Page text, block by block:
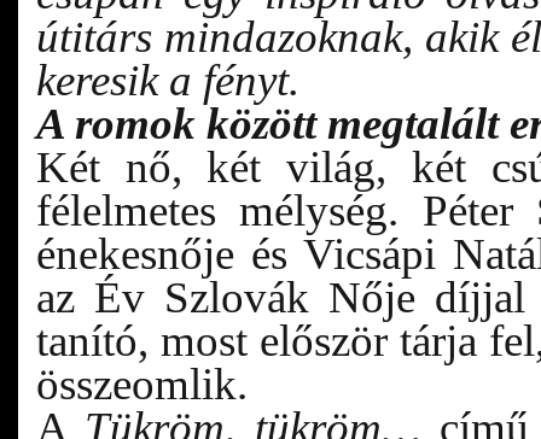
útitárs mindazoknak, akik
keresik a fényt.
A romok között megtalált
Két nő, két világ, két
félelmetes mélység.
énekesnője és Vicsápi
az Év Szlovák Nője díjjal
tanító, most először tárja
összeomlik.
A Tükröm, tükröm…